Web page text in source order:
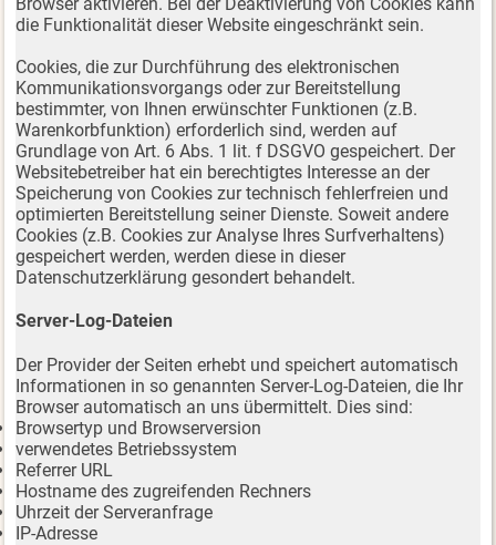
die Funktionalität dieser Website eingeschränkt sein.
Cookies, die zur Durchführung des elektronischen
Kommunikationsvorgangs oder zur Bereitstellung
bestimmter, von Ihnen erwünschter Funktionen (z.B.
Warenkorbfunktion) erforderlich sind, werden auf
Grundlage von Art. 6 Abs. 1 lit. f DSGVO gespeichert. Der
Websitebetreiber hat ein berechtigtes Interesse an der
Speicherung von Cookies zur technisch fehlerfreien und
optimierten Bereitstellung seiner Dienste. Soweit andere
Cookies (z.B. Cookies zur Analyse Ihres Surfverhaltens)
gespeichert werden, werden diese in dieser
Datenschutzerklärung gesondert behandelt.
Server-Log-Dateien
Der Provider der Seiten erhebt und speichert automatisch
Informationen in so genannten Server-Log-Dateien, die Ihr
Browser automatisch an uns übermittelt. Dies sind:
Browsertyp und Browserversion
verwendetes Betriebssystem
Referrer URL
Hostname des zugreifenden Rechners
Uhrzeit der Serveranfrage
IP-Adresse